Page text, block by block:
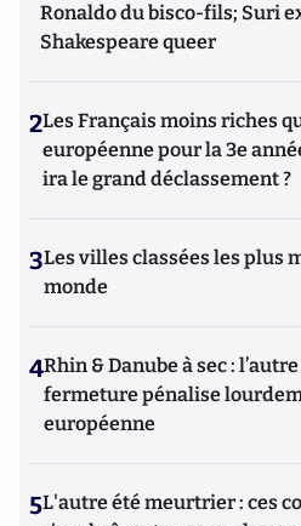
Ronaldo du bisco-fils; Suri
Shakespeare queer
2Les Français moins riches
européenne pour la 3e
ira le grand déclassement ?
3Les villes classées les plus
monde
4Rhin & Danube à sec :
fermeture pénalise
européenne
5L'autre été meurtrier : ces